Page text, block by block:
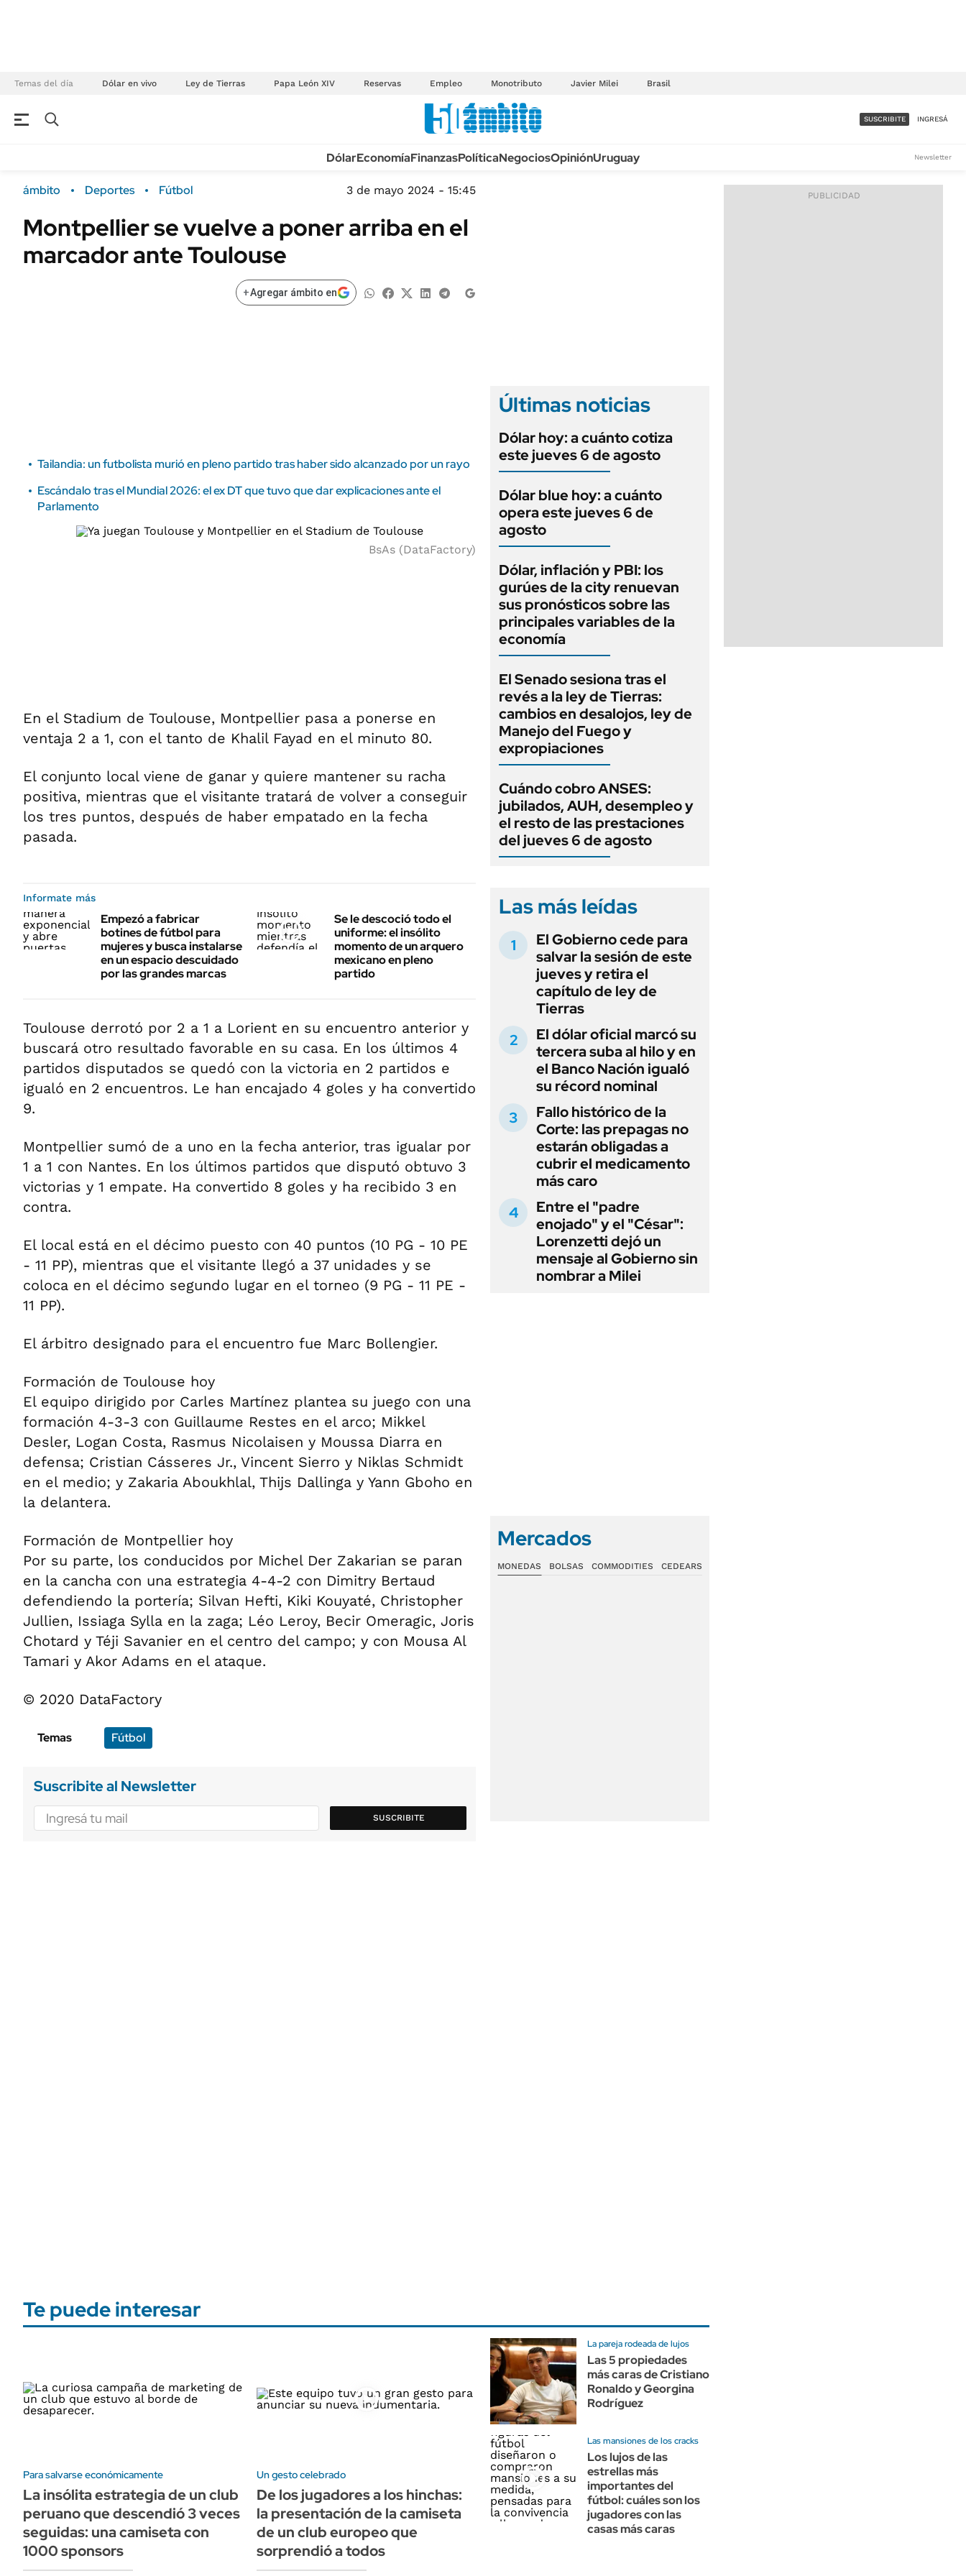
Temas del día Dólar en vivo Ley de Tierras Papa León XIV Reservas Empleo Monotributo Javier Milei Brasil
Campo
FINANZAS
Sustentabilidad
Seguros
POLÍTICA
TECNOLOGÍA
MÉXICO
MUNDO
ACCESO FULL - $1.800/MES
SUSCRIBITE INGRESÁ
DólarEconomíaFinanzasPolíticaNegociosOpiniónUruguay Newsletter
ámbito Deportes Fútbol 3 de mayo 2024 - 15:45
Montpellier se vuelve a poner arriba en el
marcador ante Toulouse
+Agregar ámbito en
Tailandia: un futbolista murió en pleno partido tras haber sido alcanzado por un rayo
Escándalo tras el Mundial 2026: el ex DT que tuvo que dar explicaciones ante el
Parlamento
BsAs (DataFactory)
En el Stadium de Toulouse, Montpellier pasa a ponerse en
ventaja 2 a 1, con el tanto de Khalil Fayad en el minuto 80.
El conjunto local viene de ganar y quiere mantener su racha
positiva, mientras que el visitante tratará de volver a conseguir
los tres puntos, después de haber empatado en la fecha
pasada.
Informate más
Empezó a fabricar
botines de fútbol para
mujeres y busca instalarse
en un espacio descuidado
por las grandes marcas
Se le descoció todo el
uniforme: el insólito
momento de un arquero
mexicano en pleno
partido
Toulouse derrotó por 2 a 1 a Lorient en su encuentro anterior y
buscará otro resultado favorable en su casa. En los últimos 4
partidos disputados se quedó con la victoria en 2 partidos e
igualó en 2 encuentros. Le han encajado 4 goles y ha convertido
9.
Montpellier sumó de a uno en la fecha anterior, tras igualar por
1 a 1 con Nantes. En los últimos partidos que disputó obtuvo 3
victorias y 1 empate. Ha convertido 8 goles y ha recibido 3 en
contra.
El local está en el décimo puesto con 40 puntos (10 PG - 10 PE
- 11 PP), mientras que el visitante llegó a 37 unidades y se
coloca en el décimo segundo lugar en el torneo (9 PG - 11 PE -
11 PP).
El árbitro designado para el encuentro fue Marc Bollengier.
Formación de Toulouse hoy
El equipo dirigido por Carles Martínez plantea su juego con una
formación 4-3-3 con Guillaume Restes en el arco; Mikkel
Desler, Logan Costa, Rasmus Nicolaisen y Moussa Diarra en
defensa; Cristian Cásseres Jr., Vincent Sierro y Niklas Schmidt
en el medio; y Zakaria Aboukhlal, Thijs Dallinga y Yann Gboho en
la delantera.
Formación de Montpellier hoy
Por su parte, los conducidos por Michel Der Zakarian se paran
en la cancha con una estrategia 4-4-2 con Dimitry Bertaud
defendiendo la portería; Silvan Hefti, Kiki Kouyaté, Christopher
Jullien, Issiaga Sylla en la zaga; Léo Leroy, Becir Omeragic, Joris
Chotard y Téji Savanier en el centro del campo; y con Mousa Al
Tamari y Akor Adams en el ataque.
© 2020 DataFactory
Temas Fútbol
Suscribite al Newsletter
SUSCRIBITE
Últimas noticias
Dólar hoy: a cuánto cotiza
este jueves 6 de agosto
Dólar blue hoy: a cuánto
opera este jueves 6 de
agosto
Dólar, inflación y PBI: los
gurúes de la city renuevan
sus pronósticos sobre las
principales variables de la
economía
El Senado sesiona tras el
revés a la ley de Tierras:
cambios en desalojos, ley de
Manejo del Fuego y
expropiaciones
Cuándo cobro ANSES:
jubilados, AUH, desempleo y
el resto de las prestaciones
del jueves 6 de agosto
Las más leídas
El Gobierno cede para
salvar la sesión de este
jueves y retira el
capítulo de ley de
Tierras
El dólar oficial marcó su
tercera suba al hilo y en
el Banco Nación igualó
su récord nominal
Fallo histórico de la
Corte: las prepagas no
estarán obligadas a
cubrir el medicamento
más caro
Entre el "padre
enojado" y el "César":
Lorenzetti dejó un
mensaje al Gobierno sin
nombrar a Milei
Mercados
MONEDAS BOLSAS COMMODITIES CEDEARS
Te puede interesar
Para salvarse económicamente
La insólita estrategia de un club
peruano que descendió 3 veces
seguidas: una camiseta con
1000 sponsors
Un gesto celebrado
De los jugadores a los hinchas:
la presentación de la camiseta
de un club europeo que
sorprendió a todos
La pareja rodeada de lujos
Las 5 propiedades
más caras de Cristiano
Ronaldo y Georgina
Rodríguez
Las mansiones de los cracks
Los lujos de las
estrellas más
importantes del
fútbol: cuáles son los
jugadores con las
casas más caras